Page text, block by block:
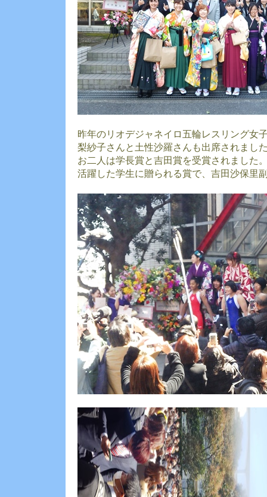
昨年のリオデジャネイロ五輪レスリング女
梨紗子さんと土性沙羅さんも出席されまし
お二人は学長賞と吉田賞を受賞されました
活躍した学生に贈られる賞で、吉田沙保里